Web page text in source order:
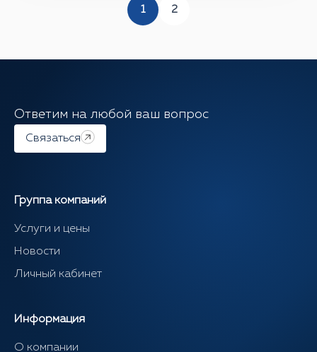
1 2
Ответим на любой ваш вопрос
Связаться
Группа компаний
Услуги и цены
Новости
Личный кабинет
Информация
О компании